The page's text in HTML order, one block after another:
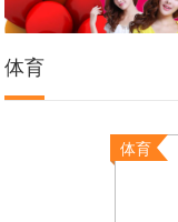
体育
体育